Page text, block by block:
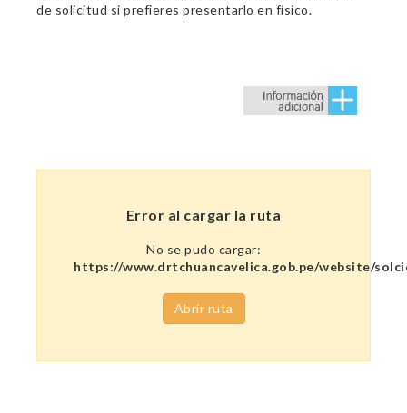
de solicitud si prefieres presentarlo en físico.
Error al cargar la ruta
No se pudo cargar:
https://www.drtchuancavelica.gob.pe/website/
Abrir ruta